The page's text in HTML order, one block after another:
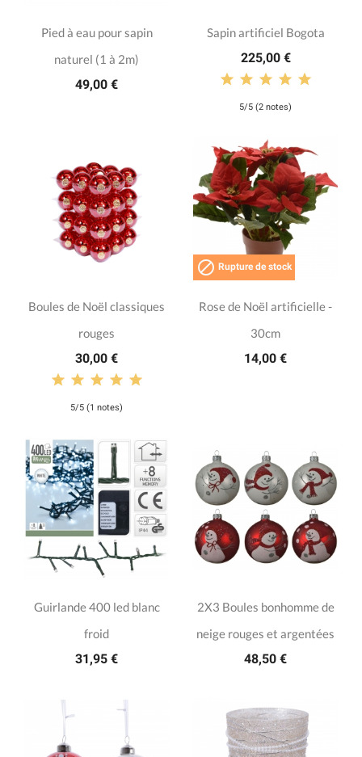
Pied à eau pour sapin
naturel (1 à 2m)
49,00 €
Sapin artificiel Bogota
225,00 €
5/5 (2 notes)
Boules de Noël classiques
rouges
30,00 €
5/5 (1 notes)
 Rupture de stock
Rose de Noël artificielle -
30cm
14,00 €
Guirlande 400 led blanc
froid
31,95 €
2X3 Boules bonhomme de
neige rouges et argentées
48,50 €